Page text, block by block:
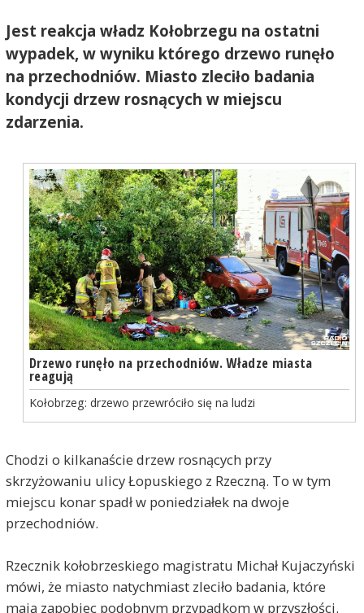
Jest reakcja władz Kołobrzegu na ostatni
wypadek, w wyniku którego drzewo runęło
na przechodniów. Miasto zleciło badania
kondycji drzew rosnących w miejscu
zdarzenia.
Drzewo runęło na przechodniów. Władze miasta
reagują
Kołobrzeg: drzewo przewróciło się na ludzi
Chodzi o kilkanaście drzew rosnących przy
skrzyżowaniu ulicy Łopuskiego z Rzeczną. To w tym
miejscu konar spadł w poniedziałek na dwoje
przechodniów.
Rzecznik kołobrzeskiego magistratu Michał Kujaczyński
mówi, że miasto natychmiast zleciło badania, które
mają zapobiec podobnym przypadkom w przyszłości.